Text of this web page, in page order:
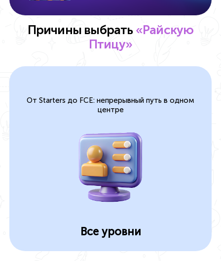
Причины выбрать«Райскую
Птицу»
От Starters до FCE: непрерывный путь в одном
центре
Все уровни